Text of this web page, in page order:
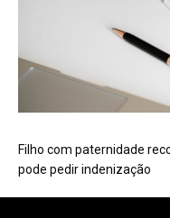
Filho com paternidade
pode pedir indenização